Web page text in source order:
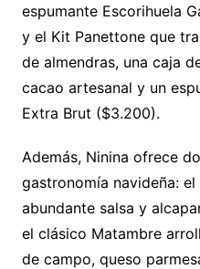
espumante Escorihuela
y el Kit Panettone que
de almendras, una caja
cacao artesanal y un
Extra Brut ($3.200).
Además, Ninina ofrece
gastronomía navideña:
abundante salsa y
el clásico Matambre
de campo, queso